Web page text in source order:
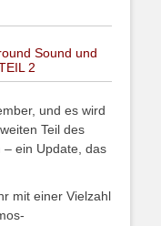
Sound und
2
und es wird
Teil des
– ein Update, das
mit einer Vielzahl